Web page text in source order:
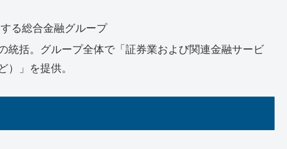
る総合金融グループ
統括。グループ全体で「証券業および関連金融サービ
）」を提供。